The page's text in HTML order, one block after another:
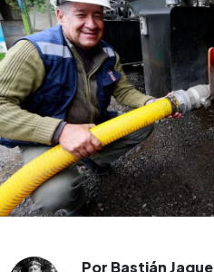
Por Bastián Jaque